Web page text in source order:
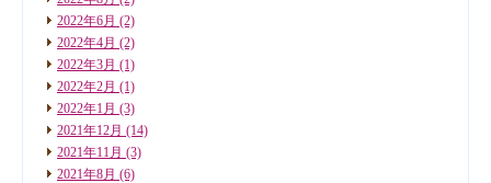
2022年6月 (2)
2022年4月 (2)
2022年3月 (1)
2022年2月 (1)
2022年1月 (3)
2021年12月 (14)
2021年11月 (3)
2021年8月 (6)